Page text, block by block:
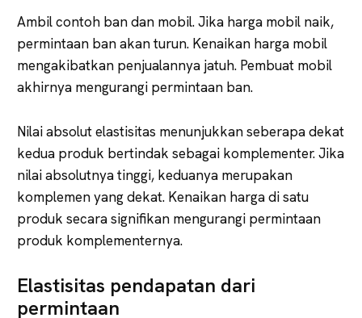
Ambil contoh ban dan mobil. Jika harga mobil naik,
permintaan ban akan turun. Kenaikan harga mobil
mengakibatkan penjualannya jatuh. Pembuat mobil
akhirnya mengurangi permintaan ban.
Nilai absolut elastisitas menunjukkan seberapa dekat
kedua produk bertindak sebagai komplementer. Jika
nilai absolutnya tinggi, keduanya merupakan
komplemen yang dekat. Kenaikan harga di satu
produk secara signifikan mengurangi permintaan
produk komplementernya.
Elastisitas pendapatan dari
permintaan